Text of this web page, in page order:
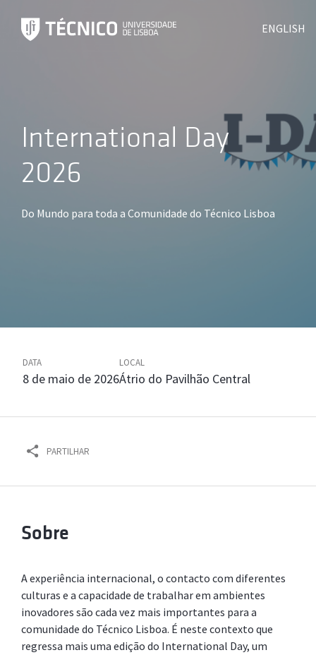
ENGLISH
International Day
2026
Do Mundo para toda a Comunidade do Técnico Lisboa
DATA
8 de maio de 2026
LOCAL
Átrio do Pavilhão Central
PARTILHAR
Sobre
A experiência internacional, o contacto com diferentes
culturas e a capacidade de trabalhar em ambientes
inovadores são cada vez mais importantes para a
comunidade do Técnico Lisboa. É neste contexto que
regressa mais uma edição do International Day, um